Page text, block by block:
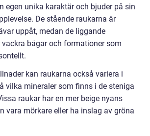
egen unika karaktär och bjuder på sin
De stående raukarna är
uppåt, medan de liggande
bågar och formationer som
kan raukarna också variera i
vilka mineraler som finns i de steniga
raukar har en mer beige nyans
vara mörkare eller ha inslag av gröna